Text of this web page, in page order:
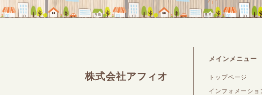
株式会社アフィオ
メインメニュー
トップページ
インフォメーショ